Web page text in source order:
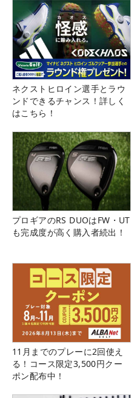
ネクストヒロイン選手とラウ
ンドできるチャンス！詳しく
はこちら！
プロギアのRS DUOはFW・UT
も完成度が高く購入者続出！
11月までのプレーに2回使え
る！コース限定3,500円クー
ポン配布中！